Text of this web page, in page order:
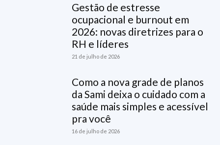
Gestão de estresse
ocupacional e burnout em
2026: novas diretrizes para o
RH e líderes
21 de julho de 2026
Como a nova grade de planos
da Sami deixa o cuidado com a
saúde mais simples e acessível
pra você
16 de julho de 2026